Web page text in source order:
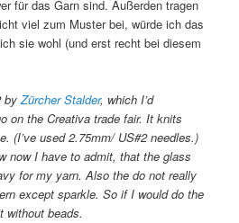
für das Garn sind. Außerden tragen
viel zum Muster bei, würde ich das
sie wohl (und erst recht bei diesem
byZürcher Stalder, which I’d
on the Creativa trade fair. It knits
(I’ve used 2.75mm/ US#2 needles.)
now I have to admit, that the glass
for my yarn. Also the do not really
except sparkle. So if I would do the
without beads.